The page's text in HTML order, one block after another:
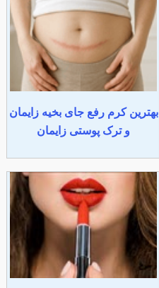
بهترین کرم رفع جای بخیه زایمان
و ترک پوستی زایمان